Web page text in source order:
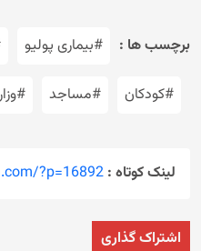
برچسب ها : #بیماری پولیو
#کودکان #مساجد
لینک کوتاه :?p=16892
اشتراک گذاری